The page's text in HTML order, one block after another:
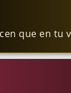
que en